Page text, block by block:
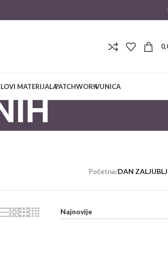
MATERIJALAPATCHWORKVUNICA
Početna/DAN